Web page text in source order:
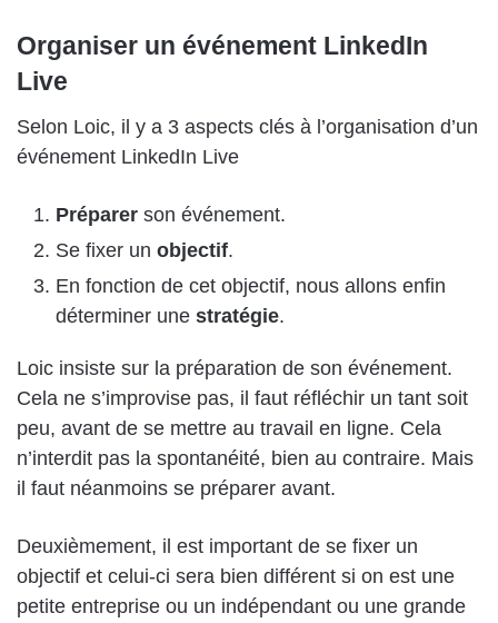
Organiser un événement LinkedIn
Live
Selon Loic, il y a 3 aspects clés à l’organisation d’un
événement LinkedIn Live
Préparer son événement.
Se fixer un objectif.
En fonction de cet objectif, nous allons enfin
déterminer une stratégie.
Loic insiste sur la préparation de son événement.
Cela ne s’improvise pas, il faut réfléchir un tant soit
peu, avant de se mettre au travail en ligne. Cela
n’interdit pas la spontanéité, bien au contraire. Mais
il faut néanmoins se préparer avant.
Deuxièmement, il est important de se fixer un
objectif et celui-ci sera bien différent si on est une
petite entreprise ou un indépendant ou une grande